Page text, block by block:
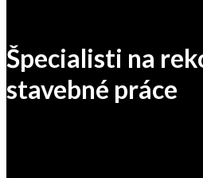
Špecialisti na
stavebné práce